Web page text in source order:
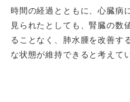
時間の経過とともに、心臓病
見られたとしても、腎臓の数
ることなく、肺水腫を改善す
な状態が維持できると考えて